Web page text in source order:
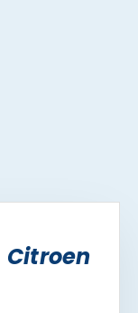
Citroen